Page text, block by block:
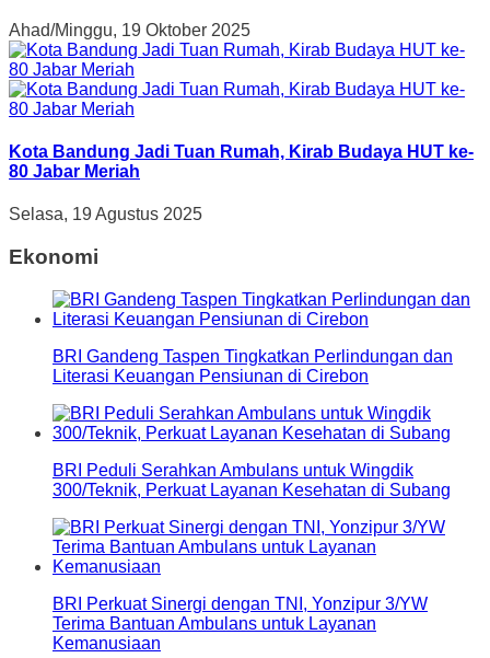
Ahad/Minggu, 19 Oktober 2025
Kota Bandung Jadi Tuan Rumah, Kirab Budaya HUT ke-
80 Jabar Meriah
Selasa, 19 Agustus 2025
Ekonomi
BRI Gandeng Taspen Tingkatkan Perlindungan dan
Literasi Keuangan Pensiunan di Cirebon
BRI Peduli Serahkan Ambulans untuk Wingdik
300/Teknik, Perkuat Layanan Kesehatan di Subang
BRI Perkuat Sinergi dengan TNI, Yonzipur 3/YW
Terima Bantuan Ambulans untuk Layanan
Kemanusiaan